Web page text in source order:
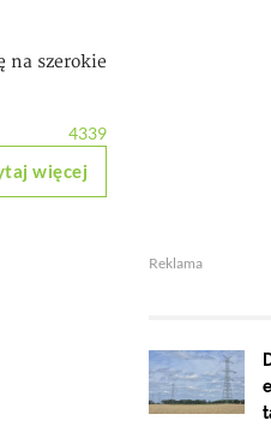
na szerokie
4339
więcej
Reklama